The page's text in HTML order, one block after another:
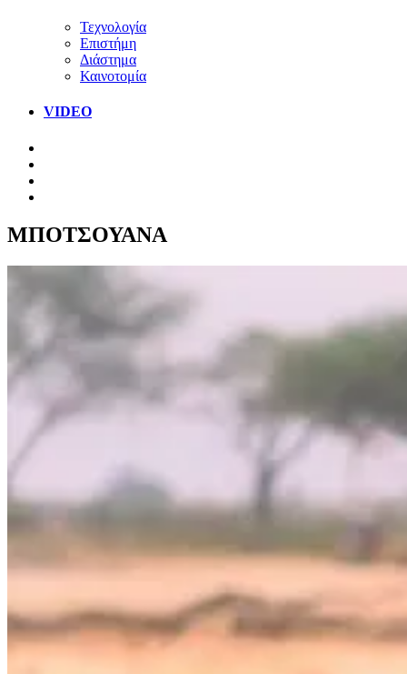
Τεχνολογία
Επιστήμη
Διάστημα
Καινοτομία
VIDEO
ΜΠΟΤΣΟΥΑΝΑ